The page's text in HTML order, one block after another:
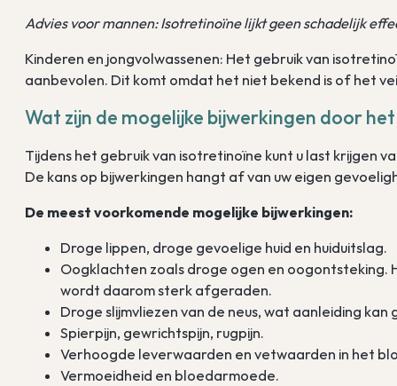
Advies voor mannen: Isotretinoïne lijkt geen schadelijk
Kinderen en jongvolwassenen: Het gebruik van
aanbevolen. Dit komt omdat het niet bekend is of het
Wat zijn de mogelijke bijwerkingen door
Tijdens het gebruik van isotretinoïne kunt u last krijgen
De kans op bijwerkingen hangt af van uw eigen
De meest voorkomende mogelijke bijwerkingen:
Droge lippen, droge gevoelige huid en huiduitslag.
Oogklachten zoals droge ogen en
wordt daarom sterk afgeraden.
Droge slijmvliezen van de neus, wat aanleiding
Spierpijn, gewrichtspijn, rugpijn.
Verhoogde leverwaarden en vetwaarden in het
Vermoeidheid en bloedarmoede.